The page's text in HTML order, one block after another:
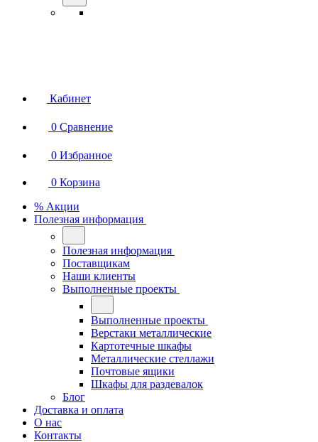
Кабинет
0 Сравнение
0 Избранное
0 Корзина
% Акции
Полезная информация
Полезная информация
Поставщикам
Наши клиенты
Выполненные проекты
Выполненные проекты
Верстаки металлические
Картотечные шкафы
Металлические стеллажи
Почтовые ящики
Шкафы для раздевалок
Блог
Доставка и оплата
О нас
Контакты